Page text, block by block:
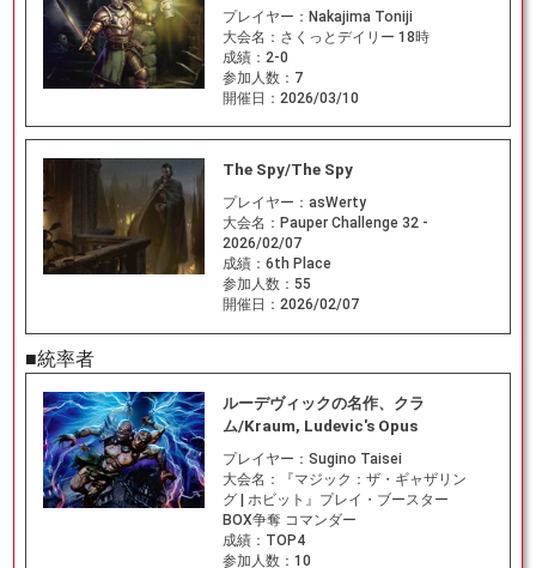
プレイヤー： Nakajima Toniji
大会名： さくっとデイリー 18時
成績： 2-0
参加人数： 7
開催日： 2026/03/10
The Spy/The Spy
プレイヤー： asWerty
大会名： Pauper Challenge 32 -
2026/02/07
成績： 6th Place
参加人数： 55
開催日： 2026/02/07
■統率者
ルーデヴィックの名作、クラ
ム/Kraum, Ludevic's Opus
プレイヤー： Sugino Taisei
大会名：
『マジック：ザ・ギャザリン
グ | ホビット』プレイ・ブースター
BOX争奪 コマンダー
成績： TOP4
参加人数： 10